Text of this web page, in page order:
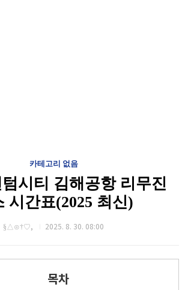
카테고리 없음
시티 김해공항 리무진
시간표(2025 최신)
§△⊙†♡, 2025. 8. 30. 08:00
목차